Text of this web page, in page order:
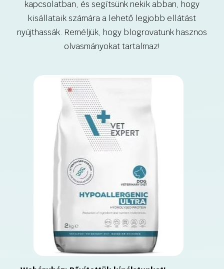
kapcsolatban, és segítsünk nekik abban, hogy
kisállataik számára a lehető legjobb ellátást
nyújthassák. Reméljük, hogy blogrovatunk hasznos
olvasmányokat tartalmaz!